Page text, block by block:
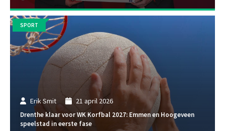
Erik Smit 21 april 2026
Drenthe klaar voor WK Korfbal 2027: Emmen en Hoogeveen
speelstad in eerste fase
SPORT